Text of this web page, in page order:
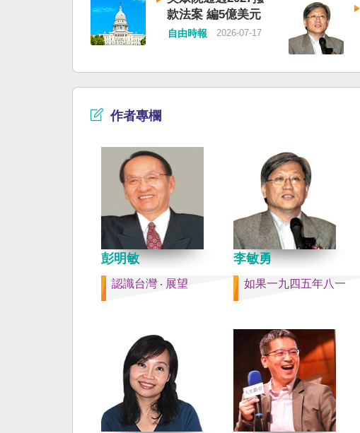
映遭到廣播干擾，提醒航經該海
域之商貨輪，如接獲中方廣播
時，無需理會中方要求，並請立
即通報相關單位，海巡署將會採
取一切必要手段，確保船舶航行
自由與安全。
原有的福佬話、客家話、原住民
各族語也不會被壓迫。 如果一九
四五年八一五台灣獨立了，台灣
早已是聯合國會員國，也不至於
長期在黑夜哭泣。 如果一九四五
年八一五台灣獨立了，台灣早已
民主化，不必有長期戒嚴體制的
壓迫，也沒有隨中國國民黨從中
國流亡到台灣形成的流亡殖民群
落留下來的遺民問題。漢字文化
圈的國家台灣會傳承更多日本留
下來的風貌，如果吸引中國人來
台也是中國僑民或台灣新住民、
新國民，而不是什麼外省人。 如
果一九四五年八一五台灣獨立
主國家，不必在國民養成過程的
教育被教導成一個虛構的大國，
也不會有見證二二八事件的美國
副領事葛超智（G. Kerr）《被出
賣的台灣》這本書。台灣是三萬
六千多平方公里的美麗島嶼群
落，中央山脈南北相連，四面海
款法案 編5億美元
援台
自由時報 2026-07-17
作者專欄
彭明敏
認識台灣 ‧ 展望
李敏勇
如果一九四五年八一